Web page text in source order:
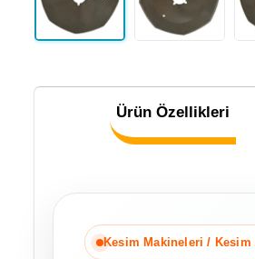
Ürün Özellikleri
Kesim Makineleri / Kesim